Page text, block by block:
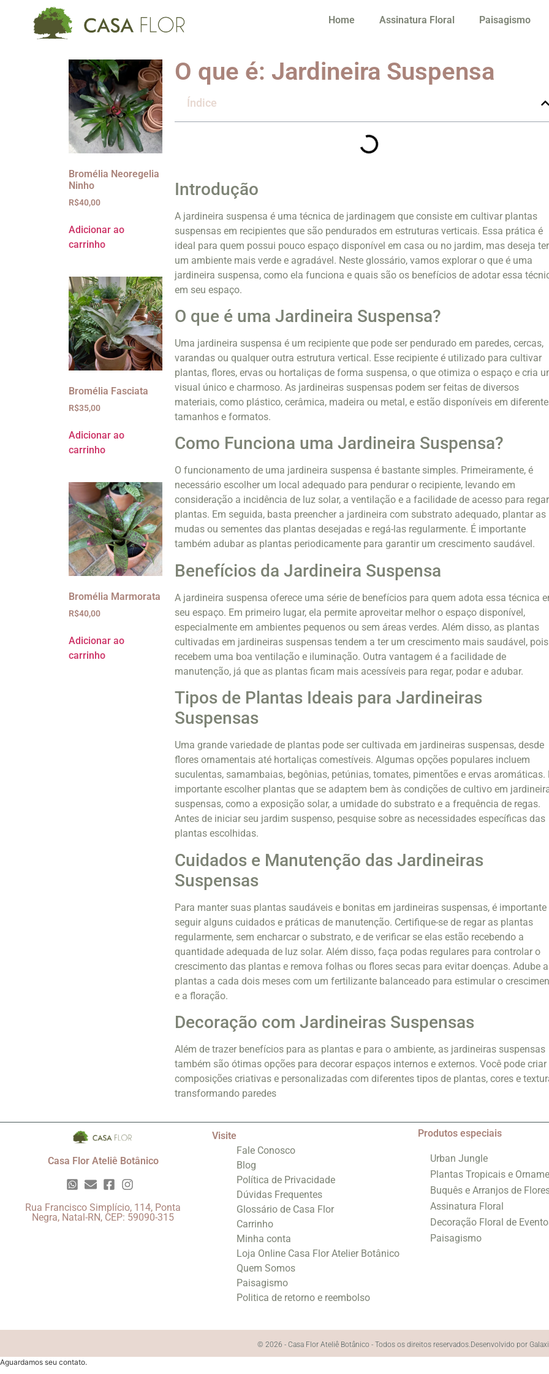
Home Assinatura Floral Paisagismo
Bromélia Neoregelia
Ninho
R$40,00
Adicionar ao
carrinho
Bromélia Fasciata
R$35,00
Adicionar ao
carrinho
Bromélia Marmorata
R$40,00
Adicionar ao
carrinho
O que é: Jardineira Suspensa
Índice
Introdução
A jardineira suspensa é uma técnica de jardinagem que consiste em cultivar plantas
suspensas em recipientes que são pendurados em estruturas verticais. Essa prática é
ideal para quem possui pouco espaço disponível em casa ou no jardim, mas deseja ter
um ambiente mais verde e agradável. Neste glossário, vamos explorar o que é uma
jardineira suspensa, como ela funciona e quais são os benefícios de adotar essa
em seu espaço.
O que é uma Jardineira Suspensa?
Uma jardineira suspensa é um recipiente que pode ser pendurado em paredes, cercas,
varandas ou qualquer outra estrutura vertical. Esse recipiente é utilizado para cultivar
plantas, flores, ervas ou hortaliças de forma suspensa, o que otimiza o espaço e cria
visual único e charmoso. As jardineiras suspensas podem ser feitas de diversos
materiais, como plástico, cerâmica, madeira ou metal, e estão disponíveis em
tamanhos e formatos.
Como Funciona uma Jardineira Suspensa?
O funcionamento de uma jardineira suspensa é bastante simples. Primeiramente, é
necessário escolher um local adequado para pendurar o recipiente, levando em
consideração a incidência de luz solar, a ventilação e a facilidade de acesso para
plantas. Em seguida, basta preencher a jardineira com substrato adequado, plantar as
mudas ou sementes das plantas desejadas e regá-las regularmente. É importante
também adubar as plantas periodicamente para garantir um crescimento saudável.
Benefícios da Jardineira Suspensa
A jardineira suspensa oferece uma série de benefícios para quem adota essa técnica
seu espaço. Em primeiro lugar, ela permite aproveitar melhor o espaço disponível,
especialmente em ambientes pequenos ou sem áreas verdes. Além disso, as plantas
cultivadas em jardineiras suspensas tendem a ter um crescimento mais saudável, pois
recebem uma boa ventilação e iluminação. Outra vantagem é a facilidade de
manutenção, já que as plantas ficam mais acessíveis para regar, podar e adubar.
Tipos de Plantas Ideais para Jardineiras
Suspensas
Uma grande variedade de plantas pode ser cultivada em jardineiras suspensas, desde
flores ornamentais até hortaliças comestíveis. Algumas opções populares incluem
suculentas, samambaias, begônias, petúnias, tomates, pimentões e ervas aromáticas.
importante escolher plantas que se adaptem bem às condições de cultivo em
suspensas, como a exposição solar, a umidade do substrato e a frequência de regas.
Antes de iniciar seu jardim suspenso, pesquise sobre as necessidades específicas das
plantas escolhidas.
Cuidados e Manutenção das Jardineiras
Suspensas
Para manter suas plantas saudáveis e bonitas em jardineiras suspensas, é importante
seguir alguns cuidados e práticas de manutenção. Certifique-se de regar as plantas
regularmente, sem encharcar o substrato, e de verificar se elas estão recebendo a
quantidade adequada de luz solar. Além disso, faça podas regulares para controlar o
crescimento das plantas e remova folhas ou flores secas para evitar doenças. Adube
plantas a cada dois meses com um fertilizante balanceado para estimular o
e a floração.
Decoração com Jardineiras Suspensas
Além de trazer benefícios para as plantas e para o ambiente, as jardineiras suspensas
também são ótimas opções para decorar espaços internos e externos. Você pode criar
composições criativas e personalizadas com diferentes tipos de plantas, cores e
transformando paredes
Casa Flor Ateliê Botânico
Rua Francisco Simplício, 114, Ponta
Negra, Natal-RN, CEP: 59090-315
Visite
Fale Conosco
Blog
Política de Privacidade
Dúvidas Frequentes
Glossário de Casa Flor
Carrinho
Minha conta
Loja Online Casa Flor Atelier Botânico
Quem Somos
Paisagismo
Politica de retorno e reembolso
Produtos especiais
Urban Jungle
Plantas Tropicais e
Buquês e Arranjos de
Assinatura Floral
Decoração Floral de
Paisagismo
© 2026 - Casa Flor Ateliê Botânico - Todos os direitos reservados.Desenvolvido por
Aguardamos seu contato.